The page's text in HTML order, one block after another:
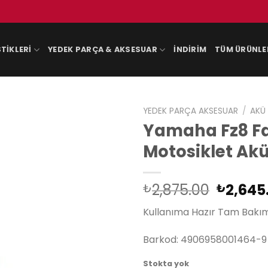
YEDEK PARÇA & AKSESUAR İNDIRIM TÜM
YEDEK PARÇA AKSESUAR / AKÜ
Yamaha Fz8
Motosiklet
₺2,875.00
fiyat:
₺
Kullanıma Hazır Tam
Barkod: 4906958001464-9
Stokta yok